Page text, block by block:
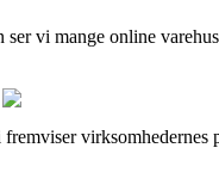
vi mange online